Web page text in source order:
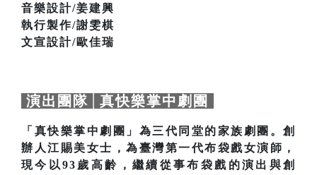
音樂設計/姜建興
執行製作/謝雯棋
文宣設計/歐佳瑞
演出團隊│真快樂掌中劇團
「真快樂掌中劇團」為三代同堂的家族劇團。創
辦人江賜美女士，為臺灣第一代布袋戲女演師，
現今以93歲高齡，繼續從事布袋戲的演出與創